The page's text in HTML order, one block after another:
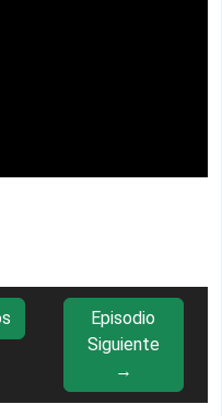
Episodio
Siguiente
→